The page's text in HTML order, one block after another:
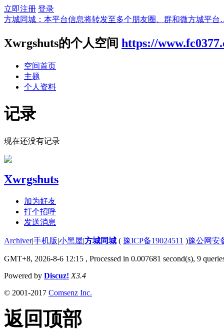
立即注册 登录
方城同城：本平台信息将转发至多个朋友圈、群和微方城平
Xwrgshuts的个人空间 https://
空间首页
主题
个人资料
记录
现在还没有记录
Xwrgshuts
加为好友
打个招呼
发送消息
Archiver|手机版|小黑屋|方城同城 ( 豫ICP备19024511 )豫公网安
GMT+8, 2026-8-6 12:15 , Processed in 0.007681 second(s), 9
Powered by Discuz! X3.4
© 2001-2017 Comsenz Inc.
返回顶部